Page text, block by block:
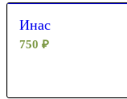
Инас
750 ₽